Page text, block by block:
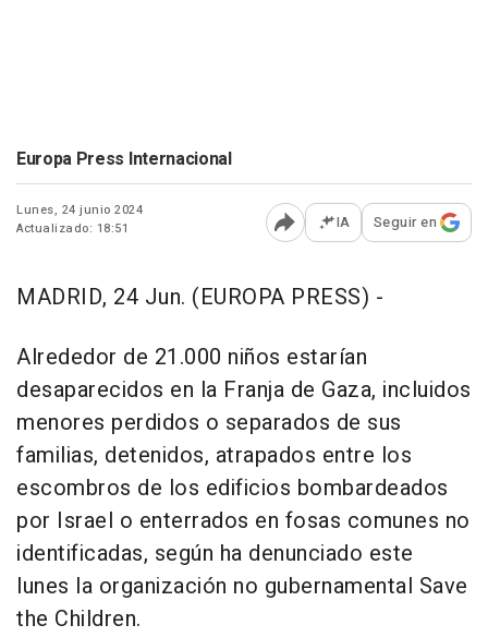
Europa Press Internacional
Lunes, 24 junio 2024
Actualizado: 18:51
Abrir opciones para
IA Seguir en
MADRID, 24 Jun. (EUROPA PRESS) -
Alrededor de 21.000 niños estarían
desaparecidos en la Franja de Gaza, incluidos
menores perdidos o separados de sus
familias, detenidos, atrapados entre los
escombros de los edificios bombardeados
por Israel o enterrados en fosas comunes no
identificadas, según ha denunciado este
lunes la organización no gubernamental Save
the Children.